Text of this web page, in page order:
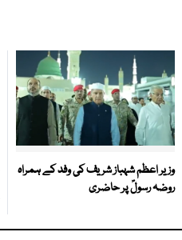
وزیر اعظم شہباز شریف کی وفد کے ہمراہ
روضہ رسولؐ پر حاضری